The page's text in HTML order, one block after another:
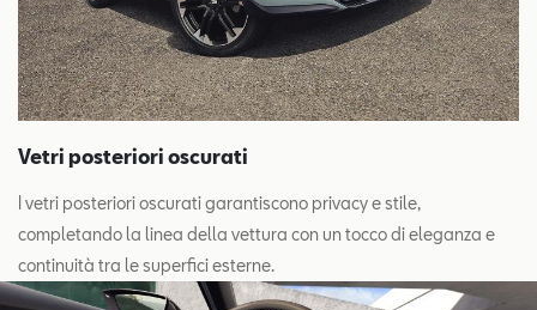
Vetri posteriori oscurati
I vetri posteriori oscurati garantiscono privacy e stile,
completando la linea della vettura con un tocco di eleganza e
continuità tra le superfici esterne.